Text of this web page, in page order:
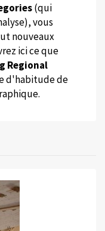
(qui
vous
nouveaux
ici ce que
Regional
d'habitude de